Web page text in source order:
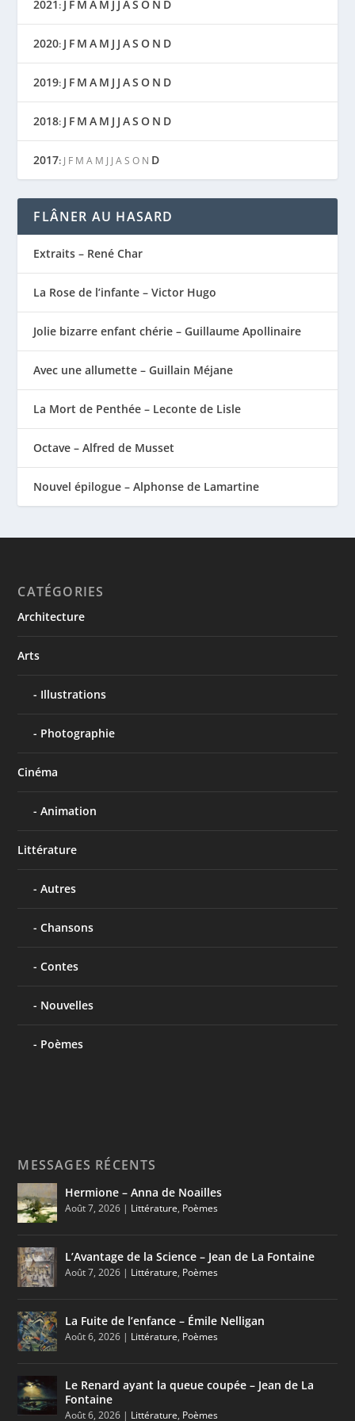
2021: J F M A M J J AS O N D
2020: J F M A M J J AS O N D
2019: J F M A M J J AS O N D
2018: J F M A M J J AS O N D
2017: J F M A M J J A S O N D
FLÂNER AU HASARD
Extraits – René Char
La Rose de l’infante – Victor Hugo
Jolie bizarre enfant chérie – Guillaume Apollinaire
Avec une allumette – Guillain Méjane
La Mort de Penthée – Leconte de Lisle
Octave – Alfred de Musset
Nouvel épilogue – Alphonse de Lamartine
CATÉGORIES
Architecture
Arts
Illustrations
Photographie
Cinéma
Animation
Littérature
Autres
Chansons
Contes
Nouvelles
Poèmes
MESSAGES RÉCENTS
Hermione – Anna de Noailles
Août 7, 2026 | Littérature, Poèmes
L’Avantage de la Science – Jean de La Fontaine
Août 7, 2026 | Littérature, Poèmes
La Fuite de l’enfance – Émile Nelligan
Août 6, 2026 | Littérature, Poèmes
Le Renard ayant la queue coupée – Jean de La
Fontaine
Août 6, 2026 | Littérature, Poèmes